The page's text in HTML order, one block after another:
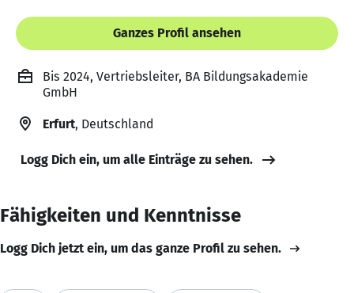
Ganzes Profil ansehen
Bis 2024, Vertriebsleiter, BA Bildungsakademie
GmbH
Erfurt, Deutschland
Logg Dich ein, um alle Einträge zu sehen.
Fähigkeiten und Kenntnisse
Logg Dich jetzt ein, um das ganze Profil zu sehen.